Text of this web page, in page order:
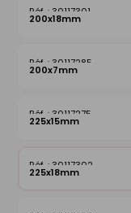
30117301
200x18mm
30117285
200x7mm
30117275
225x15mm
30117302
225x18mm